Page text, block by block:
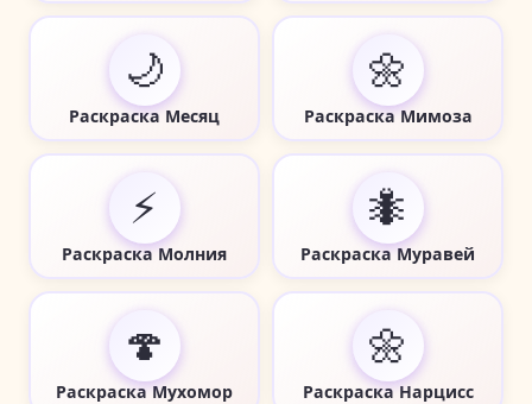
🌙
Раскраска Месяц
🌼
Раскраска Мимоза
⚡
Раскраска Молния
🐜
Раскраска Муравей
🍄
Раскраска Мухомор
🌼
Раскраска Нарцисс